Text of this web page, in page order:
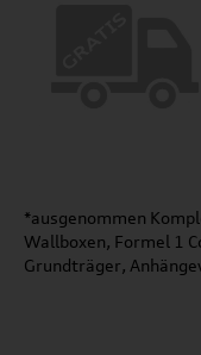
*ausgenommen
Wallboxen, Formel 1
Grundträger,